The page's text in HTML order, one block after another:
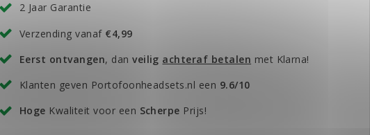
2 Jaar Garantie
Verzending vanaf €4,99
Eerst ontvangen, danveilig achteraf betalen met Klarna!
Klanten geven Portofoonheadsets.nl een 9.6/10
Hoge Kwaliteit voor een Scherpe Prijs!